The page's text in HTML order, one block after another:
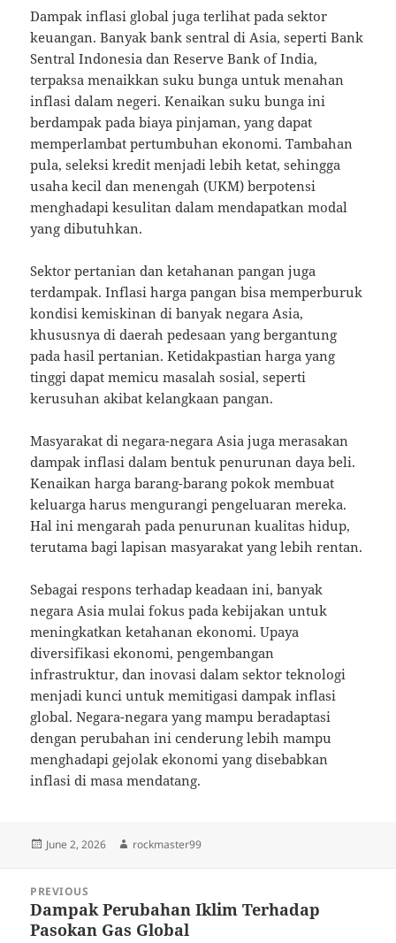
Dampak inflasi global juga terlihat pada sektor
keuangan. Banyak bank sentral di Asia, seperti Bank
Sentral Indonesia dan Reserve Bank of India,
terpaksa menaikkan suku bunga untuk menahan
inflasi dalam negeri. Kenaikan suku bunga ini
berdampak pada biaya pinjaman, yang dapat
memperlambat pertumbuhan ekonomi. Tambahan
pula, seleksi kredit menjadi lebih ketat, sehingga
usaha kecil dan menengah (UKM) berpotensi
menghadapi kesulitan dalam mendapatkan modal
yang dibutuhkan.
Sektor pertanian dan ketahanan pangan juga
terdampak. Inflasi harga pangan bisa memperburuk
kondisi kemiskinan di banyak negara Asia,
khususnya di daerah pedesaan yang bergantung
pada hasil pertanian. Ketidakpastian harga yang
tinggi dapat memicu masalah sosial, seperti
kerusuhan akibat kelangkaan pangan.
Masyarakat di negara-negara Asia juga merasakan
dampak inflasi dalam bentuk penurunan daya beli.
Kenaikan harga barang-barang pokok membuat
keluarga harus mengurangi pengeluaran mereka.
Hal ini mengarah pada penurunan kualitas hidup,
terutama bagi lapisan masyarakat yang lebih rentan.
Sebagai respons terhadap keadaan ini, banyak
negara Asia mulai fokus pada kebijakan untuk
meningkatkan ketahanan ekonomi. Upaya
diversifikasi ekonomi, pengembangan
infrastruktur, dan inovasi dalam sektor teknologi
menjadi kunci untuk memitigasi dampak inflasi
global. Negara-negara yang mampu beradaptasi
dengan perubahan ini cenderung lebih mampu
menghadapi gejolak ekonomi yang disebabkan
inflasi di masa mendatang.
Posted
June 2, 2026 Author
rockmaster99
navigation
PREVIOUS
Previous
post:
Dampak Perubahan Iklim Terhadap
Pasokan Gas Global